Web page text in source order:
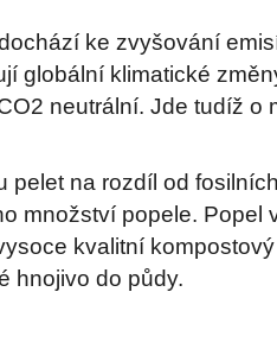
ke zvyšování
globální klimatické
neutrální. Jde tudíž o
pelet na rozdíl od
množství popele. Popel
kvalitní
hnojivo do půdy.